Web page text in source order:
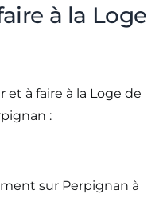
à la Loge
et à faire à la Loge de
:
sur Perpignan à